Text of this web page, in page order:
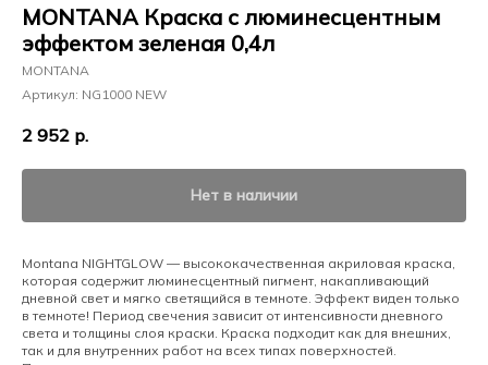
MONTANA Краска с люминесцентным
эффектом зеленая 0,4л
MONTANA
Артикул: NG1000 NEW
2 952 р.
Нет в наличии
Montana NIGHTGLOW — высококачественная акриловая краска,
которая содержит люминесцентный пигмент, накапливающий
дневной свет и мягко светящийся в темноте. Эффект виден только
в темноте! Период свечения зависит от интенсивности дневного
света и толщины слоя краски. Краска подходит как для внешних,
так и для внутренних работ на всех типах поверхностей.